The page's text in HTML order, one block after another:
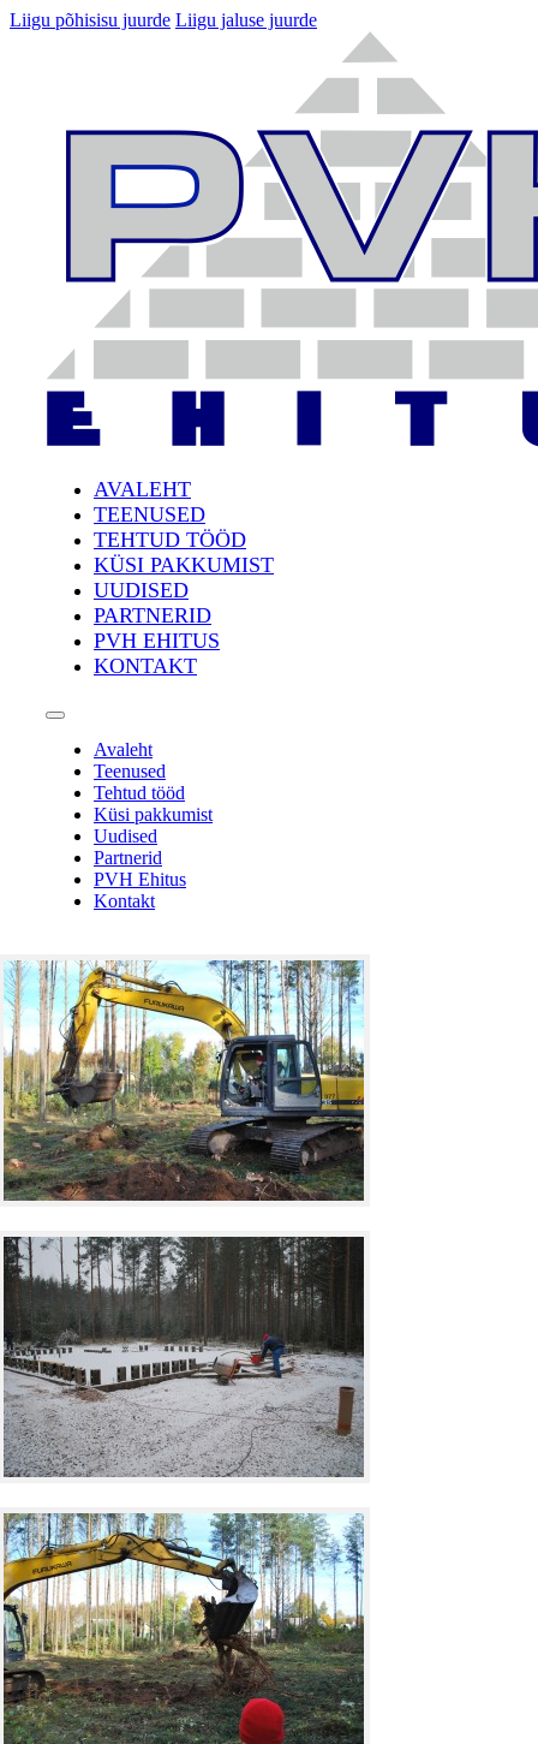
Liigu põhisisu juurde Liigu jaluse juurde
AVALEHT
TEENUSED
TEHTUD TÖÖD
KÜSI PAKKUMIST
UUDISED
PARTNERID
PVH EHITUS
KONTAKT
Avaleht
Teenused
Tehtud tööd
Küsi pakkumist
Uudised
Partnerid
PVH Ehitus
Kontakt